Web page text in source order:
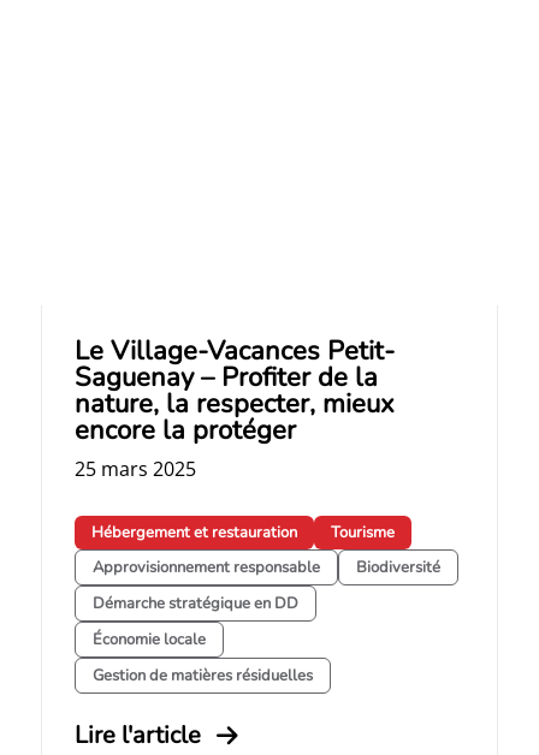
Le Village-Vacances Petit-
Saguenay – Profiter de la
nature, la respecter, mieux
encore la protéger
25 mars 2025
Hébergement et restauration
Tourisme
Approvisionnement responsable
Biodiversité
Démarche stratégique en DD
Économie locale
Gestion de matières résiduelles
Lire l'article